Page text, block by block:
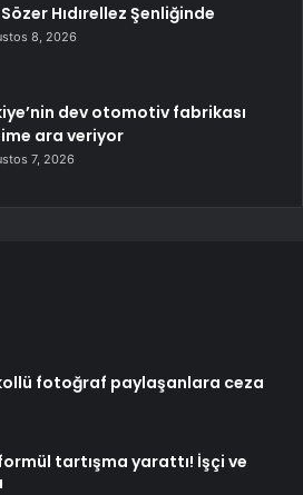
Hıdırellez Şenliğinde
8, 2026
dev otomotiv fabrikası
ara veriyor
7, 2026
fotoğraf paylaşanlara ceza
tartışma yarattı! İşçi ve